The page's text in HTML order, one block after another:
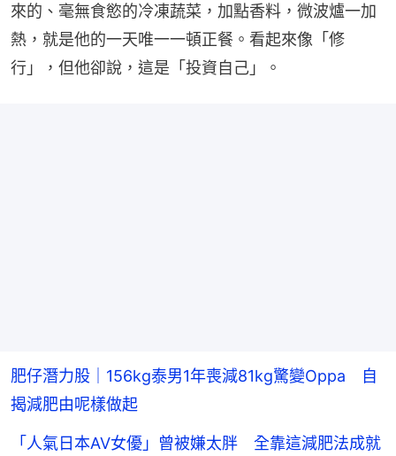
來的、毫無食慾的冷凍蔬菜，加點香料，微波爐一加
熱，就是他的一天唯一一頓正餐。看起來像「修
行」，但他卻說，這是「投資自己」。
肥仔潛力股｜156kg泰男1年喪減81kg驚變Oppa 自
揭減肥由呢樣做起
「人氣日本AV女優」曾被嫌太胖 全靠這減肥法成就